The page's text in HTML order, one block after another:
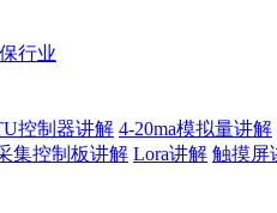
行业
控制器讲解 4-20ma模拟量讲解
集控制板讲解 Lora讲解 触摸屏